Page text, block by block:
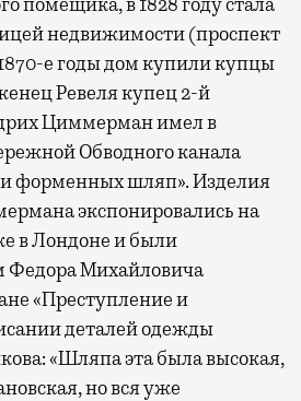
недвижимости (проспект
1870-е годы дом купили купцы
Ревеля купец 2-й
Циммерман имел в
Обводного канала
форменных шляп». Изделия
экспонировались на
в Лондоне и были
Федора Михайловича
«Преступление и
деталей одежды
«Шляпа эта была высокая,
но вся уже